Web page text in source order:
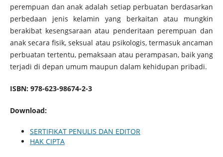
perempuan dan anak adalah setiap perbuatan berdasarkan
perbedaan jenis kelamin yang berkaitan atau mungkin
berakibat kesengsaraan atau penderitaan perempuan dan
anak secara fisik, seksual atau psikologis, termasuk ancaman
perbuatan tertentu, pemaksaan atau perampasan, baik yang
terjadi di depan umum maupun dalam kehidupan pribadi.
ISBN: 978-623-98674-2-3
Download:
SERTIFIKAT PENULIS DAN EDITOR
HAK CIPTA